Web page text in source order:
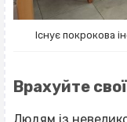
Існує покрокова
Врахуйте